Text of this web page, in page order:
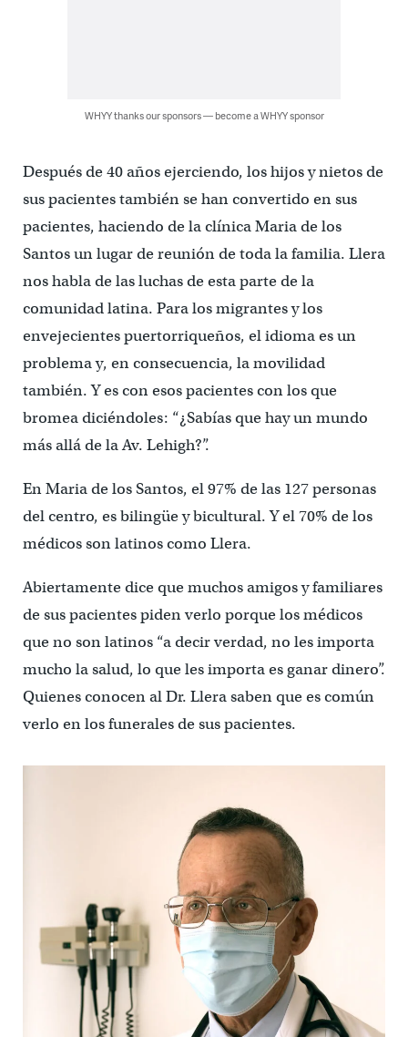
WHYY thanks our sponsors — become a WHYY sponsor
Después de 40 años ejerciendo, los hijos y nietos de
sus pacientes también se han convertido en sus
pacientes, haciendo de la clínica Maria de los
Santos un lugar de reunión de toda la familia. Llera
nos habla de las luchas de esta parte de la
comunidad latina. Para los migrantes y los
envejecientes puertorriqueños, el idioma es un
problema y, en consecuencia, la movilidad
también. Y es con esos pacientes con los que
bromea diciéndoles: “¿Sabías que hay un mundo
más allá de la Av. Lehigh?”.
En Maria de los Santos, el 97% de las 127 personas
del centro, es bilingüe y bicultural. Y el 70% de los
médicos son latinos como Llera.
Abiertamente dice que muchos amigos y familiares
de sus pacientes piden verlo porque los médicos
que no son latinos “a decir verdad, no les importa
mucho la salud, lo que les importa es ganar dinero”.
Quienes conocen al Dr. Llera saben que es común
verlo en los funerales de sus pacientes.